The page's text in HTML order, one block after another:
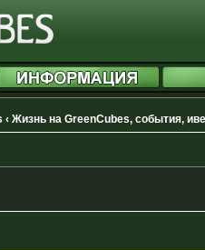
‹ Жизнь на GreenCubes, события,